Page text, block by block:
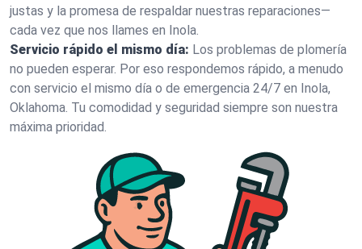
justas y la promesa de respaldar nuestras reparaciones—
cada vez que nos llames en Inola.
Servicio rápido el mismo día: Los problemas de plomería
no pueden esperar. Por eso respondemos rápido, a menudo
con servicio el mismo día o de emergencia 24/7 en Inola,
Oklahoma. Tu comodidad y seguridad siempre son nuestra
máxima prioridad.